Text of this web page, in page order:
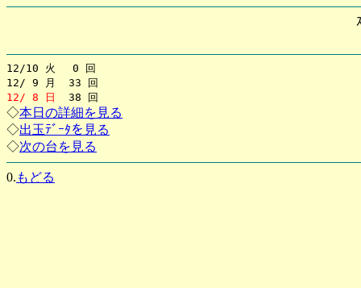
12/10 火 0 回
12/ 9 月 33 回
12/ 8 日
38 回
◇本日の詳細を見る
◇出玉ﾃﾞｰﾀを見る
◇次の台を見る
0. もどる